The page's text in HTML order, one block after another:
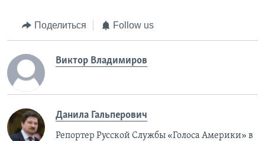
Поделиться Follow us
Виктор Владимиров
Данила Гальперович
Репортер Русской Службы «Голоса Америки» в